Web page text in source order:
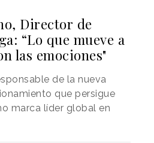
Director de
“Lo que mueve a
las emociones"
de la nueva
que persigue
marca líder global en